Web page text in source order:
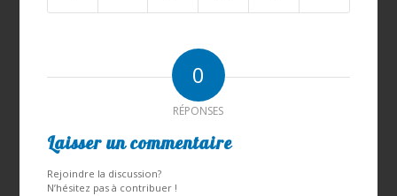
0
RÉPONSES
Laisser un commentaire
Rejoindre la discussion?
N’hésitez pas à contribuer !